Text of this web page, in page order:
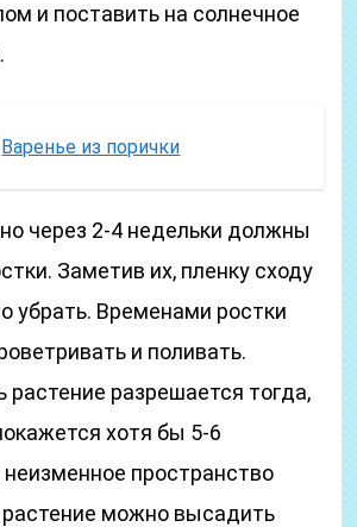
и поставить на солнечное
Варенье из порички
через 2-4 недельки должны
Заметив их, пленку сходу
убрать. Временами ростки
и поливать.
растение разрешается тогда,
хотя бы 5-6
пространство
растение можно высадить